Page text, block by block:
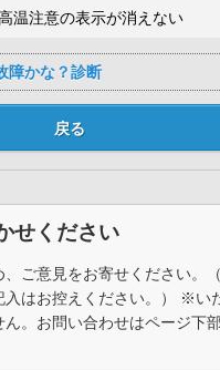
温注意の表示が消えない
障かな？診断
戻る
せください
、ご意見をお寄せください。
入はお控えください。） ※い
。お問い合わせはページ下